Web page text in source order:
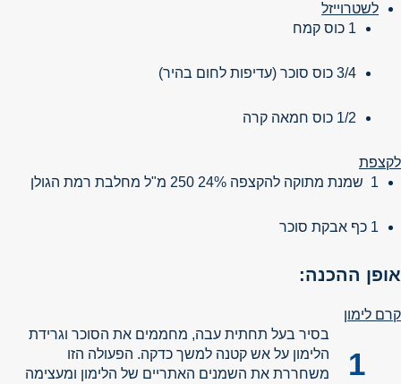
לשטרוייזל
1 כוס קמח
3/4 כוס סוכר (עדיפות לחום בהיר)
1/2 כוס חמאה קרה
לקצפת
1 שמנת מתוקה להקצפה 24% 250 מ"ל מחלבת רמת הגולן
1 כף אבקת סוכר
אופן ההכנה:
קרם לימון
בסיר בעל תחתית עבה, מחממים את הסוכר וגרידת
הלימון על אש קטנה למשך כדקה. הפעולה הזו
משחררת את השמנים האתריים של הלימון ומעצימה